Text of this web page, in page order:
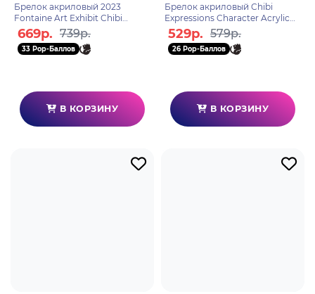
Брелок акриловый 2023
Fontaine Art Exhibit Chibi
Expression Ruin Guard
6976068149637
669р. 739р.
33 Pop-Баллов
В КОРЗИНУ
Брелок акриловый Chibi
Expressions Character Acrylic
Keychain Shenhe
6975213680438
529р. 579р.
26 Pop-Баллов
В КОРЗИНУ